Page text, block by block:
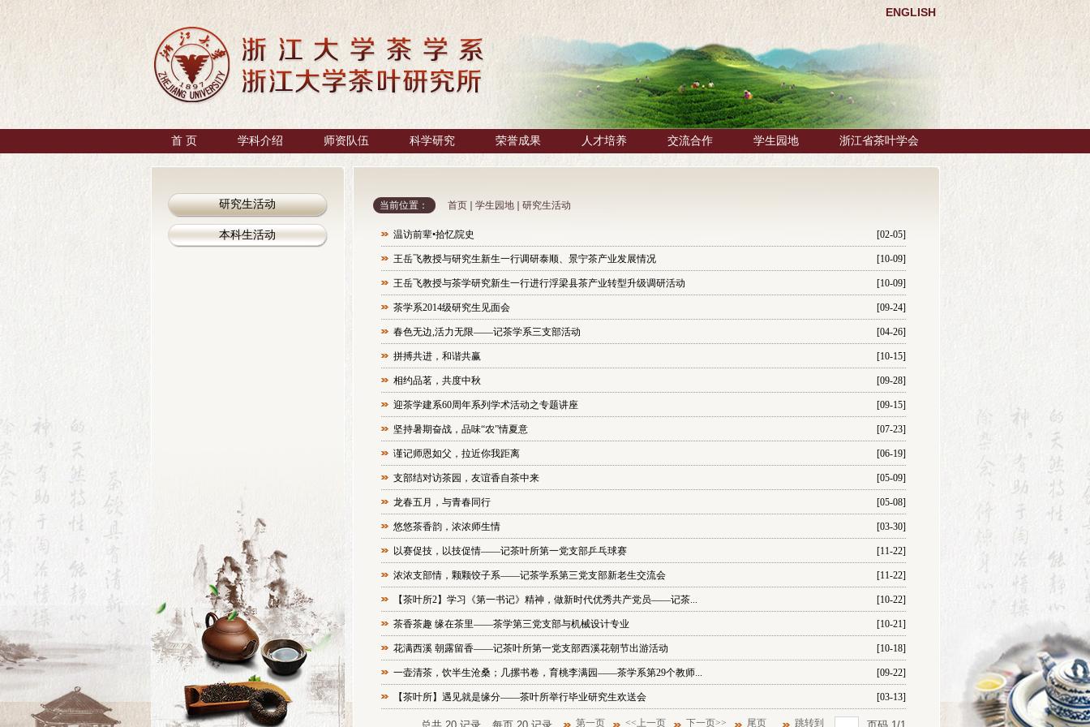
ENGLISH
首 页 学科介绍 师资队伍 科学研究 荣誉成果 人才培养 交流合作 学生园地 浙江省茶叶学会
研究生活动
本科生活动
当前位置： 首页 学生园地 研究生活动
温访前辈•拾忆院史 [02-05]
王岳飞教授与研究生新生一行调研泰顺、景宁茶产业发展情况 [10-09]
王岳飞教授与茶学研究新生一行进行浮梁县茶产业转型升级调研活动 [10-09]
茶学系2014级研究生见面会 [09-24]
春色无边,活力无限——记茶学系三支部活动 [04-26]
拼搏共进，和谐共赢 [10-15]
相约品茗，共度中秋 [09-28]
迎茶学建系60周年系列学术活动之专题讲座 [09-15]
坚持暑期奋战，品味“农”情夏意 [07-23]
谨记师恩如父，拉近你我距离 [06-19]
支部结对访茶园，友谊香自茶中来 [05-09]
龙春五月，与青春同行 [05-08]
悠悠茶香韵，浓浓师生情 [03-30]
以赛促技，以技促情——记茶叶所第一党支部乒乓球赛 [11-22]
浓浓支部情，颗颗饺子系——记茶学系第三党支部新老生交流会 [11-22]
【茶叶所2】学习《第一书记》精神，做新时代优秀共产党员——记茶... [10-22]
茶香茶趣 缘在茶里——茶学第三党支部与机械设计专业 [10-21]
花满西溪 朝露留香——记茶叶所第一党支部西溪花朝节出游活动 [10-18]
一壶清茶，饮半生沧桑；几摞书卷，育桃李满园——茶学系第29个教师... [09-22]
【茶叶所】遇见就是缘分——茶叶所举行毕业研究生欢送会 [03-13]
第一页 <<上一页 下一页>> 尾页 跳转到